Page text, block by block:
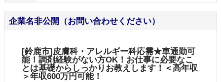
企業名非公開（お問い合わせください）
[鈴鹿市]皮膚科・アレルギー科応需★車通勤可
能！調剤経験がない方OK！お仕事に必要なこ
とは基礎からしっかりお教えします！＜高年収
＞年収600万円可能！